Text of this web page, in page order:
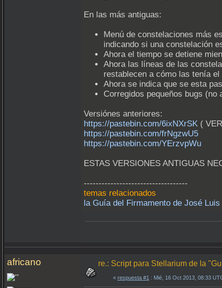
En las más antiguas:
Menú de constelaciones más
indicando si una constelación
Ahora el tiempo se detiene
Ahora las líneas de las
restablecen a cómo las tenía
Ahora se indica que se esta
Corregidos pequeños bugs
Versiónes anteriores:
https://pastebin.com/6ixNXrSK (
https://pastebin.com/frNgzwU5
https://pastebin.com/YErzvpWu
ESTAS VERSIONES ANTIGUAS
-----------------------------------
temas relacionados
la Guía del Firmamento de José
africano re.: Script para Stellarium de la
« respuesta #1 : Mié, 16 Oct 2013, 08:33